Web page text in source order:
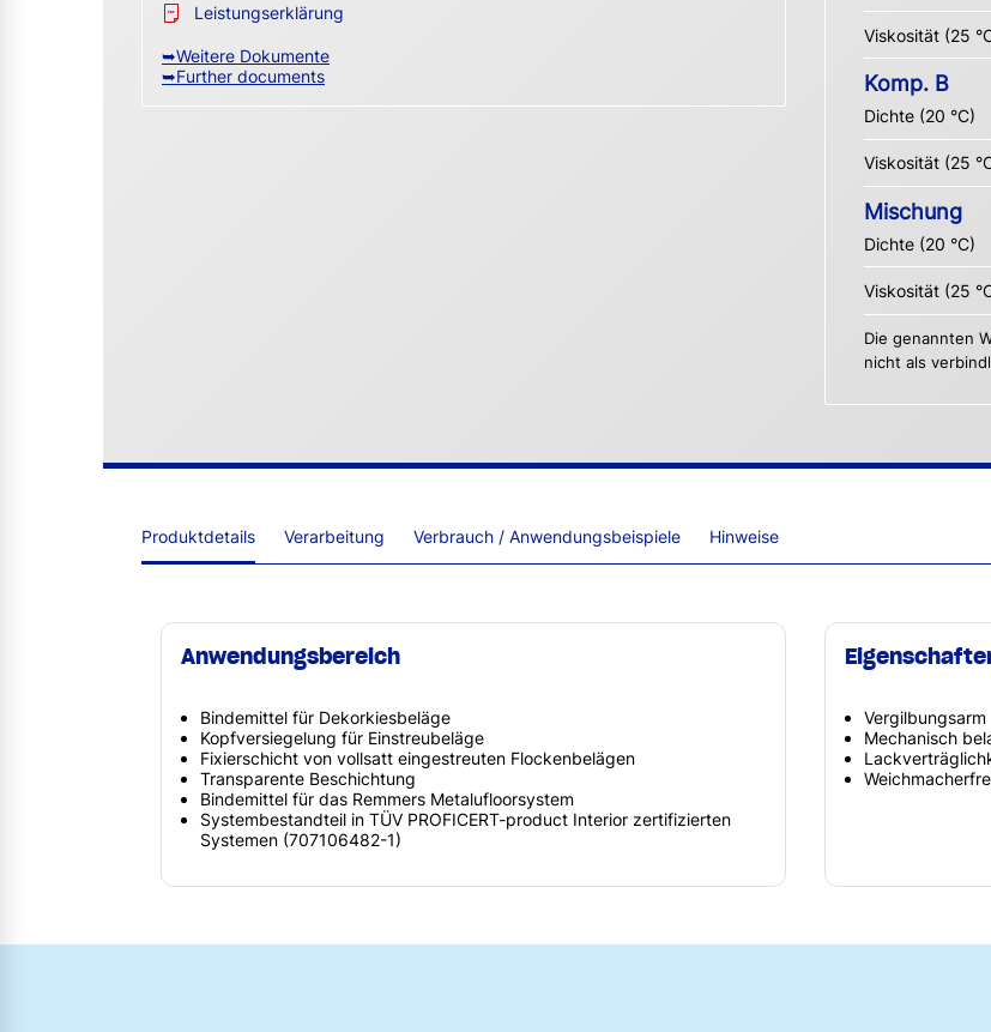
Leistungserklärung
➥Weitere Dokumente
➥Further documents
Viskosität (25
Komp. B
Dichte (20 °C)
Viskosität (25
Mischung
Dichte (20 °C)
Viskosität (25
Die genannten
nicht als
Produktdetails Verarbeitung Verbrauch / Anwendungsbeispiele Hinweise
Anwendungsbereich
Bindemittel für Dekorkiesbeläge
Kopfversiegelung für Einstreubeläge
Fixierschicht von vollsatt eingestreuten Flockenbelägen
Transparente Beschichtung
Bindemittel für das Remmers Metalufloorsystem
Systembestandteil in TÜV PROFICERT-product Interior zertifizierten
Systemen (707106482-1)
Vergilbungsarm
Mechanisch